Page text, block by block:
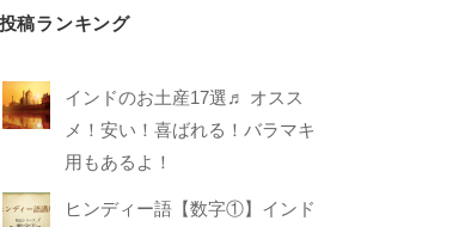
稿ランキング
インドのお土産17選♬ オスス
メ！安い！喜ばれる！バラマキ
用もあるよ！
ヒンディー語【数字①】インド